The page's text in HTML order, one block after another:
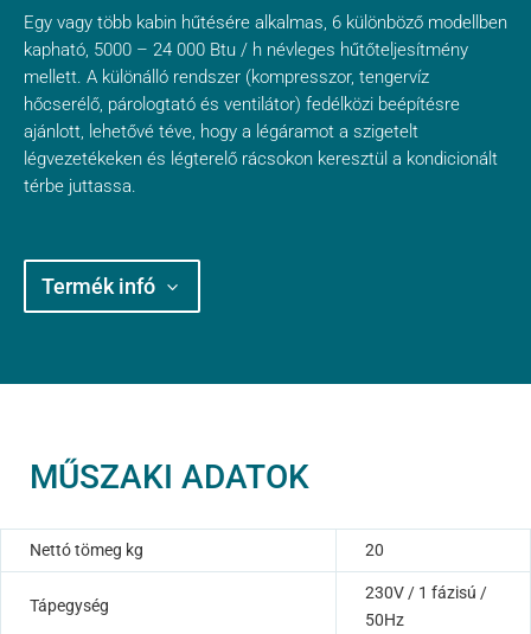
Egy vagy több kabin hűtésére alkalmas, 6 különböző modellben
kapható, 5000 – 24 000 Btu / h névleges hűtőteljesítmény
mellett. A különálló rendszer (kompresszor, tengervíz
hőcserélő, párologtató és ventilátor) fedélközi beépítésre
ajánlott, lehetővé téve, hogy a légáramot a szigetelt
légvezetékeken és légterelő rácsokon keresztül a kondicionált
térbe juttassa.
Termék infó
MŰSZAKI ADATOK
Nettó tömeg kg 20
Tápegység
230V / 1 fázisú /
50Hz